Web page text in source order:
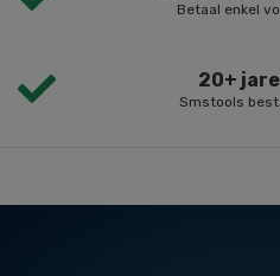
Betaal enkel
20+
Smstools